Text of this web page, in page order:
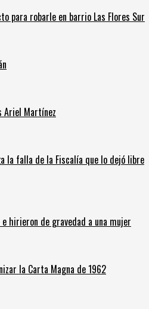
para robarle en barrio Las Flores Sur
Ariel Martínez
la falla de la Fiscalía que lo dejó libre
hirieron de gravedad a una mujer
la Carta Magna de 1962